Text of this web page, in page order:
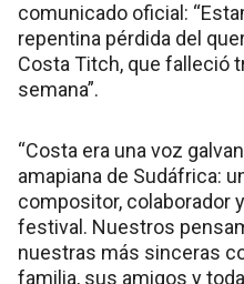
comunicado oficial:
repentina pérdida del
Costa Titch, que falleció
semana”.
“Costa era una voz
amapiana de Sudáfrica:
compositor, colaborador
festival. Nuestros
nuestras más sinceras
familia, sus amigos y